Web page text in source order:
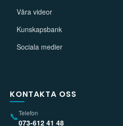
Våra videor
Kunskapsbank
Sociala medier
KONTAKTA OSS
📞Telefon
073-612 41 48